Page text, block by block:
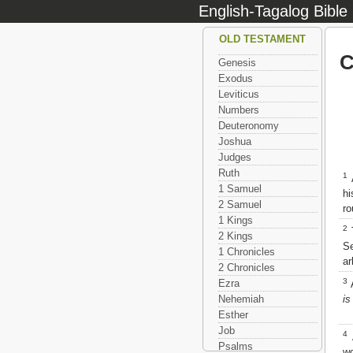
English-Tagalog Bible
1
2
3
is
4
OLD TESTAMENT
Genesis
Exodus
Leviticus
Numbers
Deuteronomy
Joshua
Judges
Ruth
1 Samuel
2 Samuel
1 Kings
2 Kings
1 Chronicles
2 Chronicles
Ezra
Nehemiah
Esther
Job
Psalms